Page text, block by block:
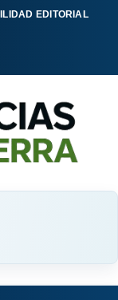
EDITORIAL